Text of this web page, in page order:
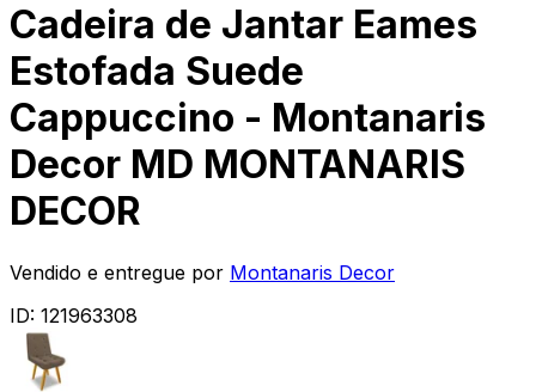
Cadeira de Jantar Eames
Estofada Suede
Cappuccino - Montanaris
Decor MD MONTANARIS
DECOR
Vendido e entregue por Montanaris Decor
ID: 121963308